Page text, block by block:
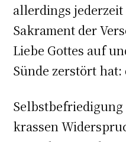
allerdings
Sakrament der
Liebe Gottes auf
Sünde zerstört
krassen